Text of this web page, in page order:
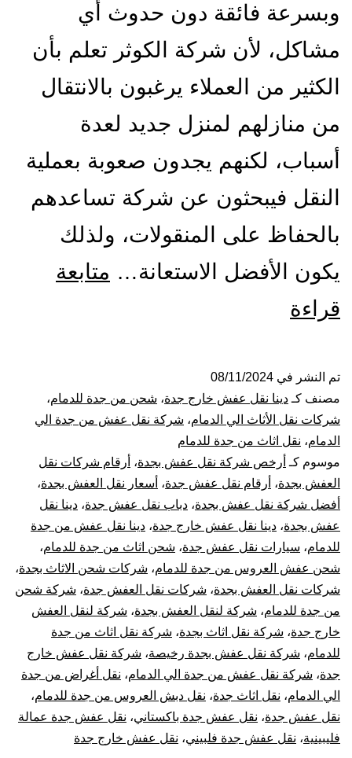
وبسرعة فائقة دون حدوث أي
مشاكل، لأن شركة الكوثر تعلم بأن
الكثير من العملاء يرغبون بالانتقال
من منازلهم لمنزل جديد لعدة
أسباب، لكنهم يجدون صعوبة بعملية
النقل فيبحثون عن شركة تساعدهم
بالحفاظ على المنقولات، ولذلك
يكون الأفضل الاستعانة… متابعة
قراءة
عفش
من
جدة
الى
الدمام
تم النشر في 08/11/2024
مصنف كـ دينا نقل عفش خارج جدة، شحن من جدة للدمام،
شركات نقل الأثاث الي الدمام، شركة نقل عفش من جدة الي
الدمام، نقل اثاث من جدة للدمام
موسوم كـ أرخص شركة نقل عفش بجدة، أرقام شركات نقل
العفش بجدة، أرقام نقل عفش جدة، أسعار نقل العفش بجدة،
أفضل شركة نقل عفش بجدة، دباب نقل عفش جدة، دينا نقل
عفش بجدة، دينا نقل عفش خارج جدة، دينا نقل عفش من جدة
للدمام، سيارات نقل عفش جدة، شحن اثاث من جدة للدمام،
شحن عفش العروس من جدة للدمام، شركات شحن الاثاث بجدة،
شركات نقل العفش بجدة، شركات نقل العفش جدة، شركة شحن
من جدة للدمام، شركة لنقل العفش بجدة، شركة لنقل العفش
خارج جدة، شركة نقل اثاث بجدة، شركة نقل اثاث من جدة
للدمام، شركة نقل عفش بجدة رخيصة، شركة نقل عفش خارج
جدة، شركة نقل عفش من جدة الي الدمام، نقل أغراض من جدة
الي الدمام، نقل اثاث جدة، نقل دبش العروس من جدة للدمام،
نقل عفش جدة، نقل عفش جدة باكستاني، نقل عفش جدة عمالة
فليبينية، نقل عفش جدة فلبيني، نقل عفش خارج جدة